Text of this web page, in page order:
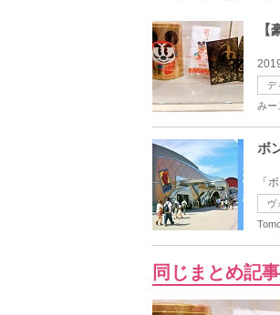
デ
みー
ボ
「
ヴ
同じまとめ記